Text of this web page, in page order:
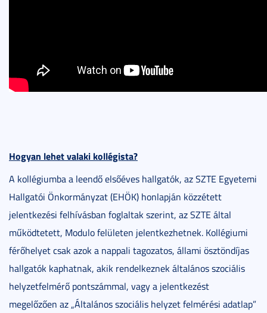
Hogyan lehet valaki kollégista?
A kollégiumba a leendő elsőéves hallgatók, az SZTE Egyetemi
Hallgatói Önkormányzat (EHÖK) honlapján közzétett
jelentkezési felhívásban foglaltak szerint, az SZTE által
működtetett, Modulo felületen jelentkezhetnek. Kollégiumi
férőhelyet csak azok a nappali tagozatos, állami ösztöndíjas
hallgatók kaphatnak, akik rendelkeznek általános szociális
helyzetfelmérő pontszámmal, vagy a jelentkezést
megelőzően az „Általános szociális helyzet felmérési adatlap”